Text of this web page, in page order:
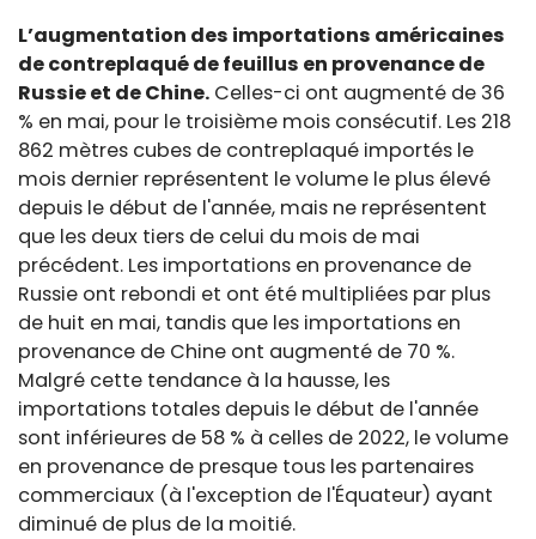
L’augmentation des importations américaines
de contreplaqué de feuillus en provenance de
Russie et de Chine. Celles-ci ont augmenté de 36
% en mai, pour le troisième mois consécutif. Les 218
862 mètres cubes de contreplaqué importés le
mois dernier représentent le volume le plus élevé
depuis le début de l'année, mais ne représentent
que les deux tiers de celui du mois de mai
précédent. Les importations en provenance de
Russie ont rebondi et ont été multipliées par plus
de huit en mai, tandis que les importations en
provenance de Chine ont augmenté de 70 %.
Malgré cette tendance à la hausse, les
importations totales depuis le début de l'année
sont inférieures de 58 % à celles de 2022, le volume
en provenance de presque tous les partenaires
commerciaux (à l'exception de l'Équateur) ayant
diminué de plus de la moitié.